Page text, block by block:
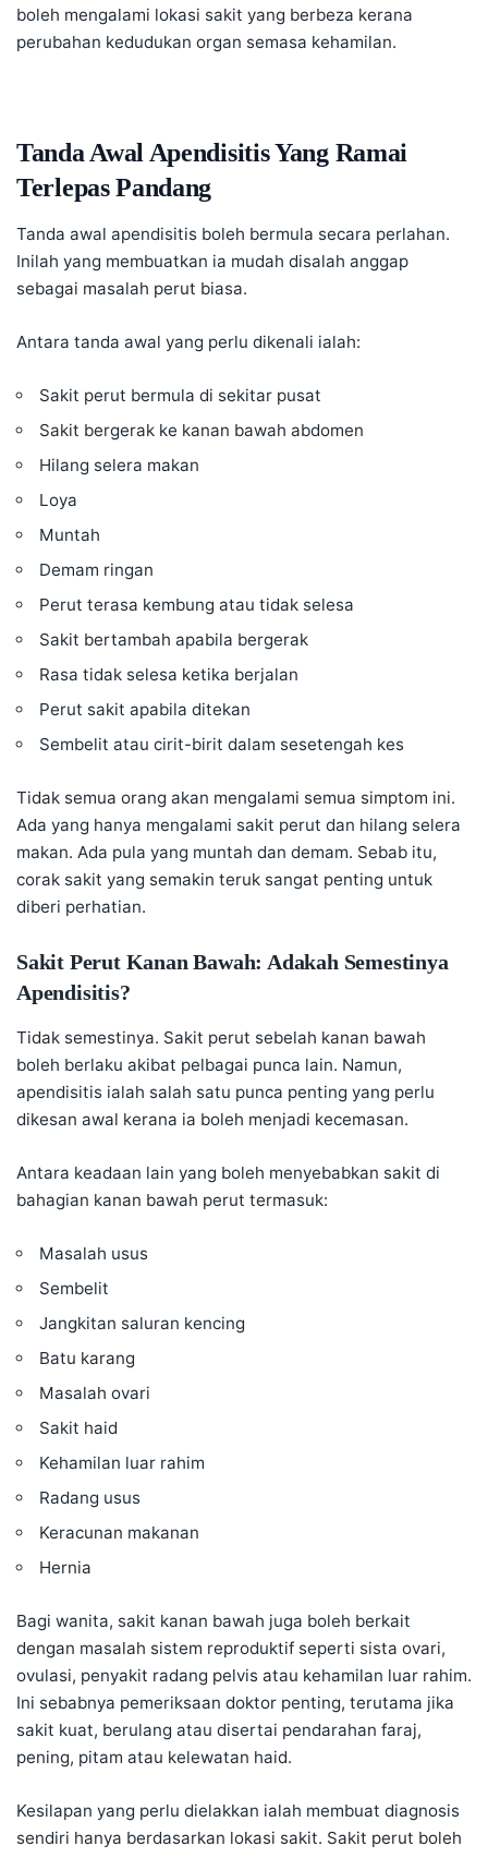
boleh mengalami lokasi sakit yang berbeza kerana
perubahan kedudukan organ semasa kehamilan.
Tanda Awal Apendisitis Yang Ramai
Terlepas Pandang
Tanda awal apendisitis boleh bermula secara perlahan.
Inilah yang membuatkan ia mudah disalah anggap
sebagai masalah perut biasa.
Antara tanda awal yang perlu dikenali ialah:
Sakit perut bermula di sekitar pusat
Sakit bergerak ke kanan bawah abdomen
Hilang selera makan
Loya
Muntah
Demam ringan
Perut terasa kembung atau tidak selesa
Sakit bertambah apabila bergerak
Rasa tidak selesa ketika berjalan
Perut sakit apabila ditekan
Sembelit atau cirit-birit dalam sesetengah kes
Tidak semua orang akan mengalami semua simptom ini.
Ada yang hanya mengalami sakit perut dan hilang selera
makan. Ada pula yang muntah dan demam. Sebab itu,
corak sakit yang semakin teruk sangat penting untuk
diberi perhatian.
Sakit Perut Kanan Bawah: Adakah Semestinya
Apendisitis?
Tidak semestinya. Sakit perut sebelah kanan bawah
boleh berlaku akibat pelbagai punca lain. Namun,
apendisitis ialah salah satu punca penting yang perlu
dikesan awal kerana ia boleh menjadi kecemasan.
Antara keadaan lain yang boleh menyebabkan sakit di
bahagian kanan bawah perut termasuk:
Masalah usus
Sembelit
Jangkitan saluran kencing
Batu karang
Masalah ovari
Sakit haid
Kehamilan luar rahim
Radang usus
Keracunan makanan
Hernia
Bagi wanita, sakit kanan bawah juga boleh berkait
dengan masalah sistem reproduktif seperti sista ovari,
ovulasi, penyakit radang pelvis atau kehamilan luar rahim.
Ini sebabnya pemeriksaan doktor penting, terutama jika
sakit kuat, berulang atau disertai pendarahan faraj,
pening, pitam atau kelewatan haid.
Kesilapan yang perlu dielakkan ialah membuat diagnosis
sendiri hanya berdasarkan lokasi sakit. Sakit perut boleh